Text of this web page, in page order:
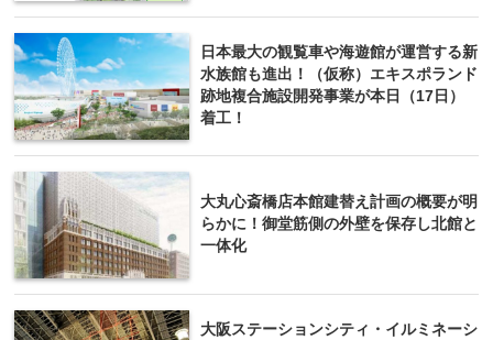
日本最大の観覧車や海遊館が運営する新
水族館も進出！（仮称）エキスポランド
跡地複合施設開発事業が本日（17日）
着工！
大丸心斎橋店本館建替え計画の概要が明
らかに！御堂筋側の外壁を保存し北館と
一体化
大阪ステーションシティ・イルミネーシ